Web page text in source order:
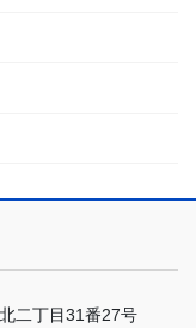
二丁目31番27号